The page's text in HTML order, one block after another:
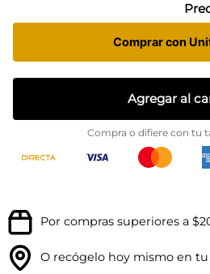
Comprar con
Agregar al
Compra o difiere con tu
Por compras superiores a
O recógelo hoy mismo en tu